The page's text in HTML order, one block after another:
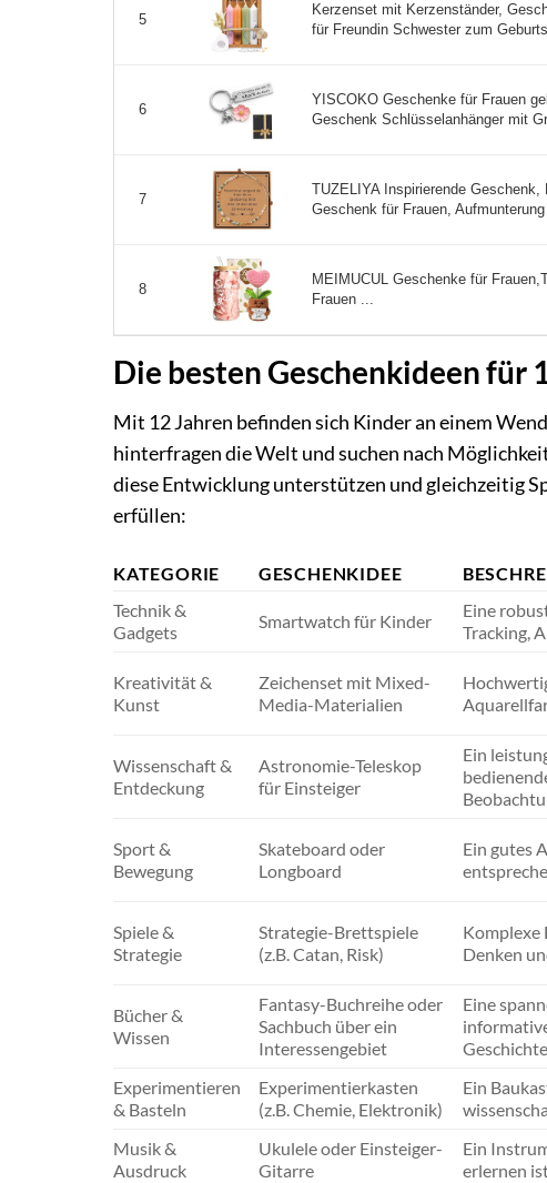
5
Kerzenset mit Kerzenständer,
für Freundin Schwester zum
6
YISCOKO Geschenke für Frauen
Geschenk Schlüsselanhänger mit
7
TUZELIYA Inspirierende
Geschenk für Frauen,
8
MEIMUCUL Geschenke für
Frauen ...
Die besten Geschenkideen für
Mit 12 Jahren befinden sich Kinder an einem
hinterfragen die Welt und suchen nach
diese Entwicklung unterstützen und gleichzeitig
erfüllen:
KATEGORIE GESCHENKIDEE
Technik &
Gadgets
Smartwatch für Kinder
Eine
Tracking,
Kreativität &
Kunst
Zeichenset mit Mixed-
Media-Materialien
Wissenschaft &
Entdeckung
Astronomie-Teleskop
für Einsteiger
Ein
Sport &
Bewegung
Skateboard oder
Longboard
Ein gutes
Spiele &
Strategie
Strategie-Brettspiele
(z.B. Catan, Risk)
Komplexe
Denken
Bücher &
Wissen
Fantasy-Buchreihe oder
Sachbuch über ein
Interessengebiet
Eine
Experimentieren
& Basteln
Experimentierkasten
(z.B. Chemie, Elektronik)
Ein
Musik &
Ausdruck
Ukulele oder Einsteiger-
Gitarre
Ein
erlernen